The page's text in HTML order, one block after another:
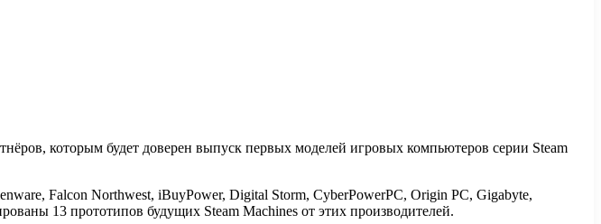
которым будет доверен выпуск первых моделей игровых компьютеров серии Steam
Falcon Northwest, iBuyPower, Digital Storm, CyberPowerPC, Origin PC, Gigabyte,
13 прототипов будущих Steam Machines от этих производителей.